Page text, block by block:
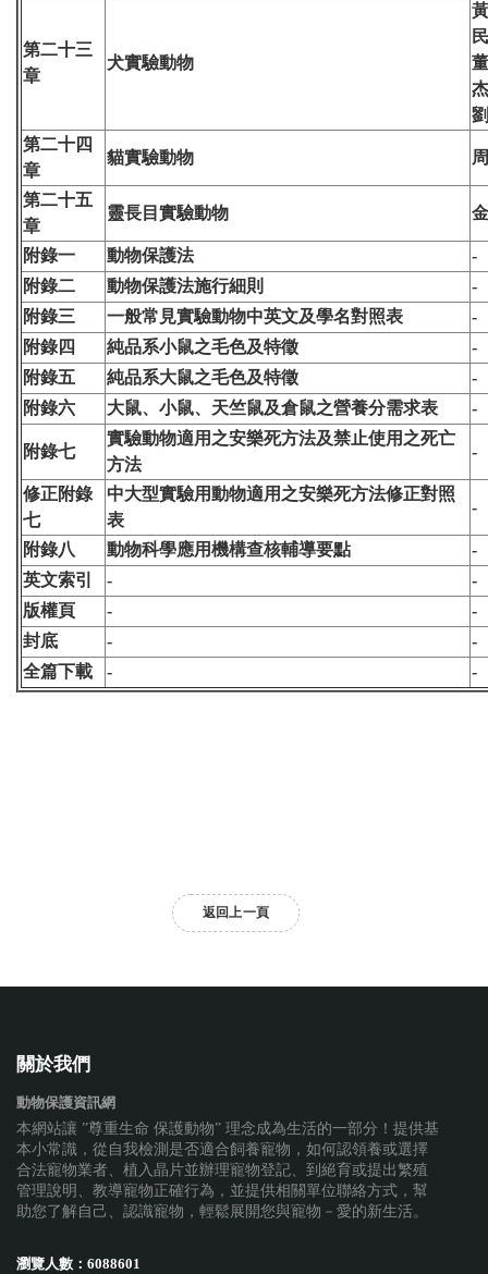
第二十三
章
犬實驗動物
第二十四
章
貓實驗動物
第二十五
章
靈長目實驗動物
附錄一 動物保護法
-
附錄二
動物保護法施行細則
-
附錄三
一般常見實驗動物中英文及學名對照表
-
附錄四
純品系小鼠之毛色及特徵
-
附錄五
純品系大鼠之毛色及特徵
-
附錄六
大鼠、小鼠、天竺鼠及倉鼠之營養分需求表 -
附錄七
實驗動物適用之安樂死方法及禁止使用之死亡
方法
-
修正附錄
七
中大型實驗用動物適用之安樂死方法修正對照
表
-
附錄八 動物科學應用機構查核輔導要點
-
英文索引
-
-
版權頁
-
-
封底
-
-
全篇下載
- -
返回上一頁
關於我們
動物保護資訊網
本網站讓 ”尊重生命 保護動物” 理念成為生活的一部分！提供基
本小常識，從自我檢測是否適合飼養寵物，如何認領養或選擇
合法寵物業者、植入晶片並辦理寵物登記、到絕育或提出繁殖
管理說明、教導寵物正確行為，並提供相關單位聯絡方式，幫
助您了解自己、認識寵物，輕鬆展開您與寵物－愛的新生活。
瀏覽人數： 6088601